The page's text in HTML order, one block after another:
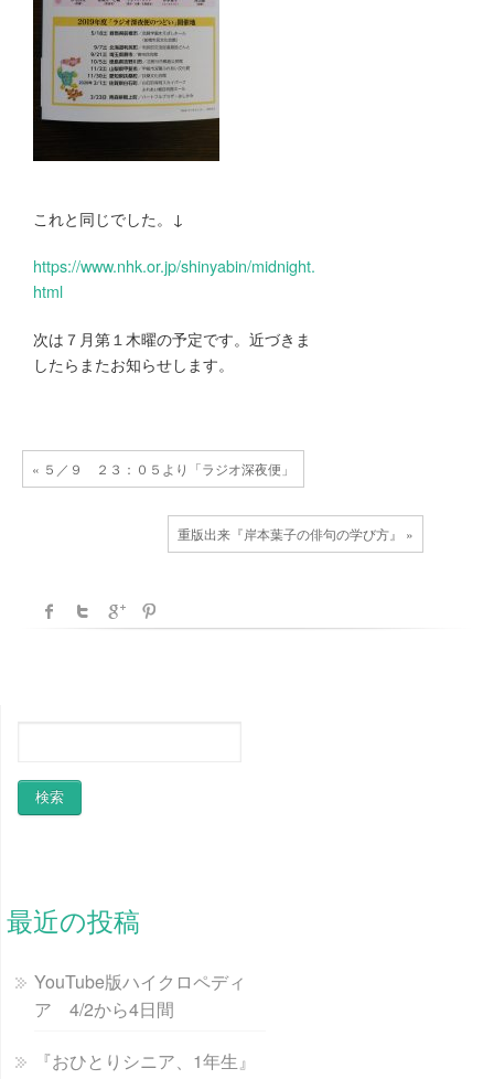
これと同じでした。↓
https://www.nhk.or.jp/shinyabin/midnight.
html
次は７月第１木曜の予定です。近づきま
したらまたお知らせします。
« ５／９ ２３：０５より「ラジオ深夜便」
重版出来『岸本葉子の俳句の学び方』 »
最近の投稿
YouTube版ハイクロペディ
ア 4/2から4日間
『おひとりシニア、1年生』